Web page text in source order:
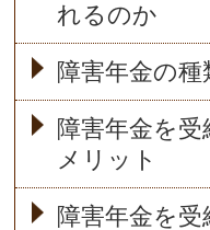
れるのか
障害年金の種
障害年金を
メリット
障害年金を